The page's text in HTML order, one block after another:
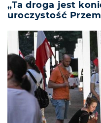
„Ta droga jest
uroczystość